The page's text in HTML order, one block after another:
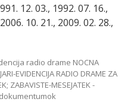
12. 03., 1992. 07. 16.,
10. 21., 2009. 02. 28.,
radio drame NOCNA
EVIDENCIJA RADIO DRAME ZA
ZABAVISTE-MESEJATEK -